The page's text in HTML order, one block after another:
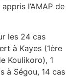
l’AMAP de
les 24 cas
à Kayes (1ère
Koulikoro), 1
à Ségou, 14 cas